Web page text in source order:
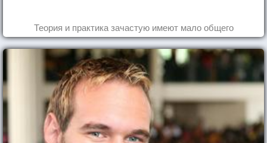
Теория и практика зачастую имеют мало общего